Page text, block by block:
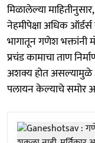
मिळालेल्या
नेहमीपेक्षा अधिक
भागातून गणेश
प्रचंड कामाचा ताण
अशक्य होत असल्यामुळे
पलायन केल्याचे